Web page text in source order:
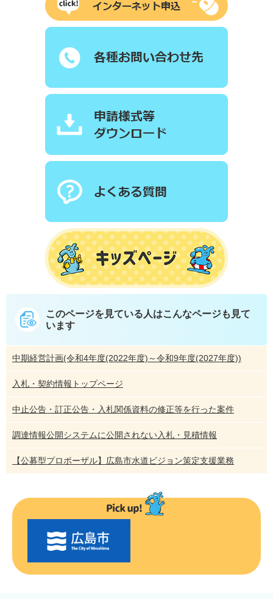
このページを見ている人はこんなページも見て
います
中期経営計画(令和4年度(2022年度)～令和9年度(2027年度))
入札・契約情報トップページ
中止公告・訂正公告・入札関係資料の修正等を行った案件
調達情報公開システムに公開されない入札・見積情報
【公募型プロポーザル】広島市水道ビジョン策定支援業務